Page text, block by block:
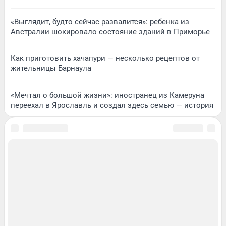
«Выглядит, будто сейчас развалится»: ребенка из
Австралии шокировало состояние зданий в Приморье
Как приготовить хачапури — несколько рецептов от
жительницы Барнаула
«Мечтал о большой жизни»: иностранец из Камеруна
переехал в Ярославль и создал здесь семью — история